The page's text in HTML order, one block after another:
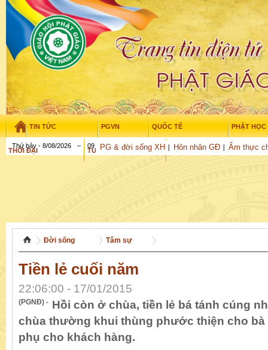
TIN TỨC PGVN QUỐC TẾ PHẬT HỌC
THỜI ĐẠI TUỔI TRẺ NGHIÊN CỨU
PG & đời sống XH Hôn nhân GĐ Ẩm thực
Thứ bảy - 8/08/2026 – 09 57:44
Đời sống Tâm sự
Tiền lẻ cuối năm
22:06:00 - 17/01/2015
(PGNĐ) - Hồi còn ở chùa, tiền lẻ bá tánh cúng
chùa thường khui thùng phước thiện cho bà
phụ cho khách hàng.